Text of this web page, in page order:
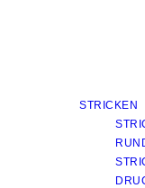
STRICKEN